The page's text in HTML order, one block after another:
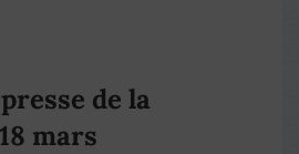
de la
mars